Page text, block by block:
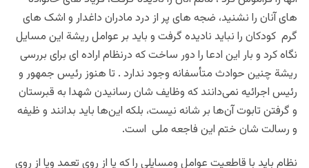
های آنان را نشنید، ضجه های پر از درد مادران داغدار و اشک های
گرم کودکان را نباید نادیده گرفت و باید بر عوامل ریشة این مسایل
نگاه کرد و بار این ادعا را دور ساخت که درنظام اراده ای برای بررسی
ریشة چنین حوادث متأسفانه وجود ندارد . تا هنوز رئیس جمهور و
رئیس اجرائیه نمی‌دانند که وظایف شان رسانیدن شهدا به قبرستان
و گرفتن تابوت آن‌ها بر شانه نیست، بلکه این‌ها باید بدانند و ظیفه
و رسالت شان ختم این فاجعه ملی است.
نظام باید با قاطعیت عوامل ومسایلی را که یا از روی تعمد ویا از روی